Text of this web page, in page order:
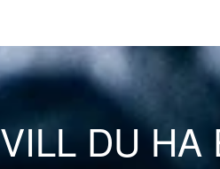
VILL DU HA